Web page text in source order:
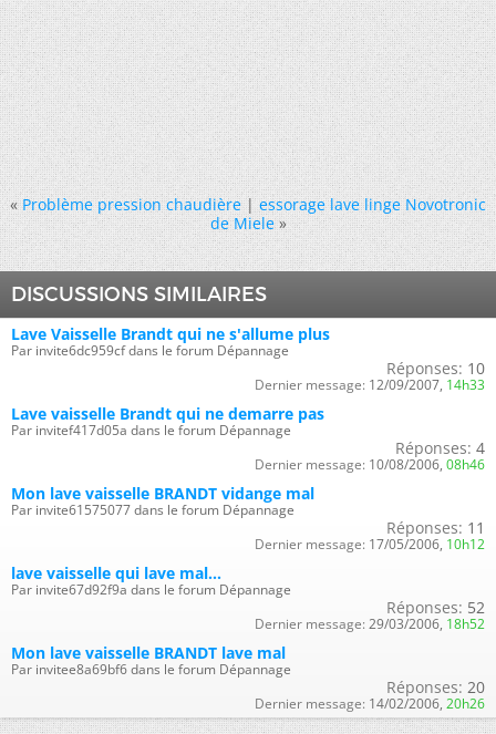
« Problème pression chaudière|essorage lave linge Novotronic
de Miele »
DISCUSSIONS SIMILAIRES
Lave Vaisselle Brandt qui ne s'allume plus
Par invite6dc959cf dans le forum Dépannage
Réponses: 10
Dernier message: 12/09/2007, 14h33
Lave vaisselle Brandt qui ne demarre pas
Par invitef417d05a dans le forum Dépannage
Réponses: 4
Dernier message: 10/08/2006, 08h46
Mon lave vaisselle BRANDT vidange mal
Par invite61575077 dans le forum Dépannage
Réponses: 11
Dernier message: 17/05/2006, 10h12
lave vaisselle qui lave mal...
Par invite67d92f9a dans le forum Dépannage
Réponses: 52
Dernier message: 29/03/2006, 18h52
Mon lave vaisselle BRANDT lave mal
Par invitee8a69bf6 dans le forum Dépannage
Réponses: 20
Dernier message: 14/02/2006, 20h26